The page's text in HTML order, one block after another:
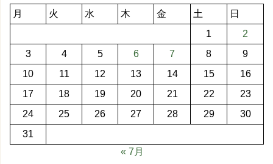
月 火 水 木 金 土
日
1
2
3
4 5 6 7 8
9
10
11 12 13 14 15
16
17
18 19 20 21 22
23
24
25 26 27 28 29
30
31
« 7月